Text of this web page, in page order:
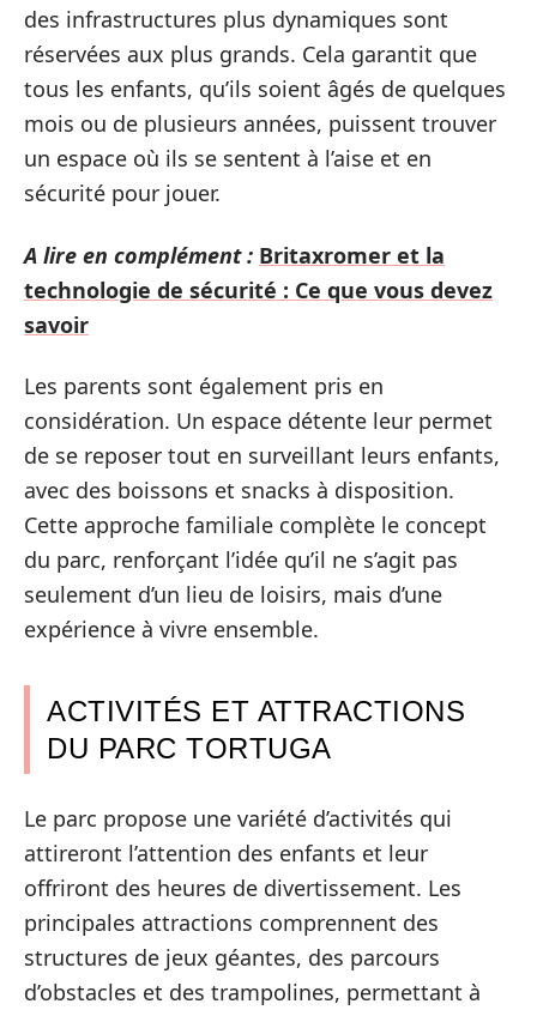
des infrastructures plus dynamiques sont
réservées aux plus grands. Cela garantit que
tous les enfants, qu’ils soient âgés de quelques
mois ou de plusieurs années, puissent trouver
un espace où ils se sentent à l’aise et en
sécurité pour jouer.
A lire en complément : Britaxromer et la
technologie de sécurité : Ce que vous devez
savoir
Les parents sont également pris en
considération. Un espace détente leur permet
de se reposer tout en surveillant leurs enfants,
avec des boissons et snacks à disposition.
Cette approche familiale complète le concept
du parc, renforçant l’idée qu’il ne s’agit pas
seulement d’un lieu de loisirs, mais d’une
expérience à vivre ensemble.
ACTIVITÉS ET ATTRACTIONS
DU PARC TORTUGA
Le parc propose une variété d’activités qui
attireront l’attention des enfants et leur
offriront des heures de divertissement. Les
principales attractions comprennent des
structures de jeux géantes, des parcours
d’obstacles et des trampolines, permettant à